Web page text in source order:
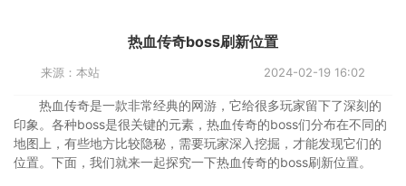
热血传奇boss刷新位置
来源：本站 2024-02-19 16:02
热血传奇是一款非常经典的网游，它给很多玩家留下了深刻的
印象。各种boss是很关键的元素，热血传奇的boss们分布在不同的
地图上，有些地方比较隐秘，需要玩家深入挖掘，才能发现它们的
位置。下面，我们就来一起探究一下热血传奇的boss刷新位置。